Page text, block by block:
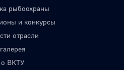
рыбоохраны
и конкурсы
отрасли
ВКТУ